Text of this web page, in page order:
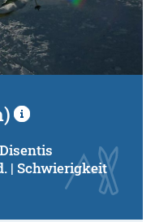
| Schwierigkeit